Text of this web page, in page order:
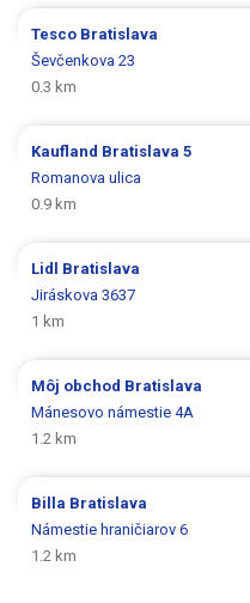
Tesco Bratislava
Ševčenkova 23
0.3 km
Kaufland Bratislava 5
Romanova ulica
0.9 km
Lidl Bratislava
Jiráskova 3637
1 km
Môj obchod Bratislava
Mánesovo námestie 4A
1.2 km
Billa Bratislava
Námestie hraničiarov 6
1.2 km